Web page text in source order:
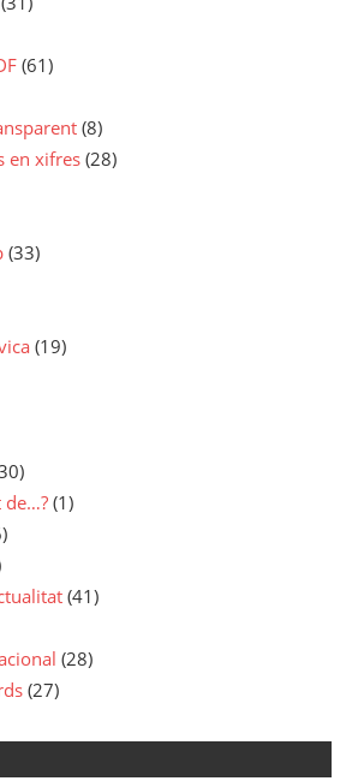
(61)
(8)
en xifres(28)
(33)
(19)
de…? (1)
(41)
(28)
(27)